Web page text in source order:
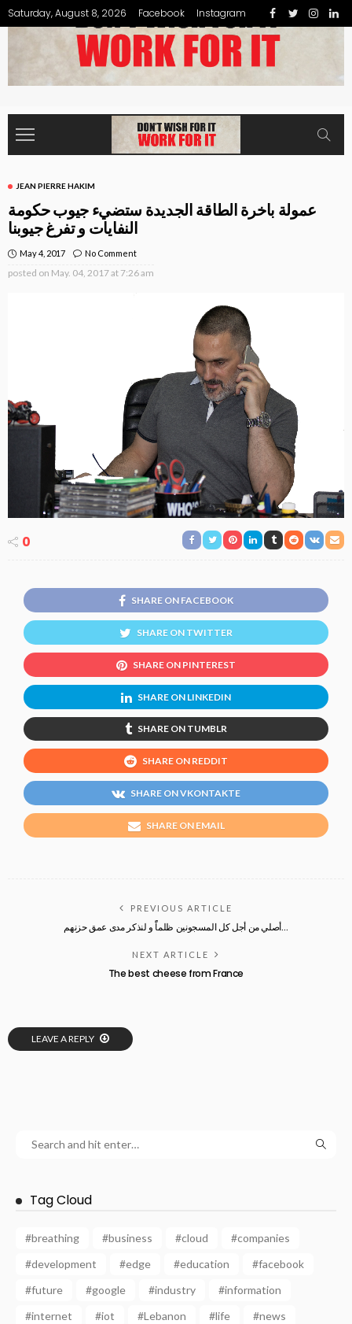
Saturday, August 8, 2026 Facebook Instagram
JEAN PIERRE HAKIM
عمولة باخرة الطاقة الجديدة ستضيء جيوب حكومة
النفايات و تفرغ جيوبنا
May 4, 2017 No Comment
posted on May. 04, 2017 at 7:26 am
0
SHARE ON FACEBOOK
SHARE ON TWITTER
SHARE ON PINTEREST
SHARE ON LINKEDIN
SHARE ON TUMBLR
SHARE ON REDDIT
SHARE ON VKONTAKTE
SHARE ON EMAIL
PREVIOUS ARTICLE
أصلي من أجل كل المسجونين ظلماًً و لنذكر مدى عمق حزنهم…
NEXT ARTICLE
The best cheese from France
LEAVE A REPLY
Tag Cloud
#breathing #business #cloud
#companies
#development
#edge #education
#facebook
#future
#google #industry
#information
#internet
#iot #Lebanon #life
#news